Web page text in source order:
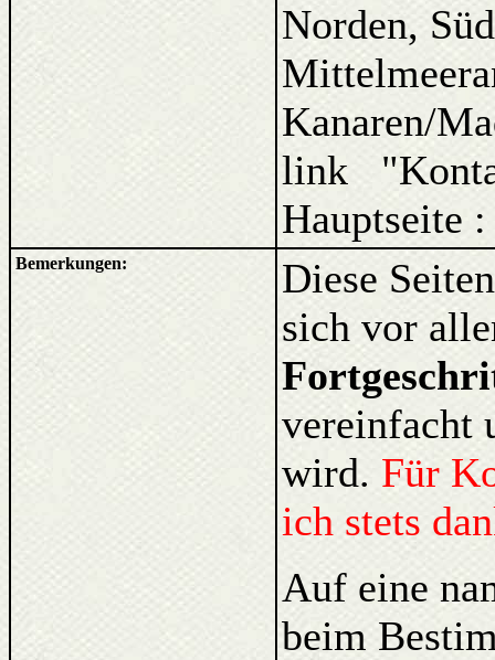
Norden,
Kanaren/
link
Hauptseite
Bemerkungen:
Diese
sich vor
vereinfacht
wird. Für
ich stets
Auf eine
beim